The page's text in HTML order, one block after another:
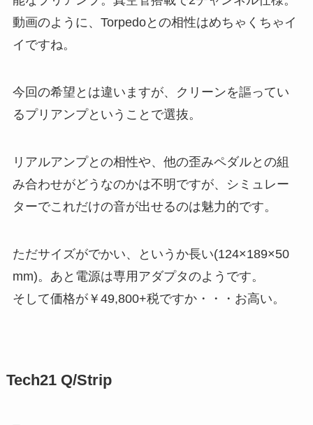
動画のように、Torpedoとの相性はめちゃくちゃイ
イですね。
今回の希望とは違いますが、クリーンを謳ってい
るプリアンプということで選抜。
リアルアンプとの相性や、他の歪みペダルとの組
み合わせがどうなのかは不明ですが、シミュレー
ターでこれだけの音が出せるのは魅力的です。
ただサイズがでかい、というか長い(124×189×50
mm)。あと電源は専用アダプタのようです。
そして価格が￥49,800+税ですか・・・お高い。
Tech21 Q/Strip